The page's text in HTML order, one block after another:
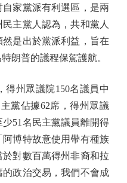
家黨派有利選區，是兩
主黨人認為，共和黨人
是出於黨派利益，旨在
朗普的議程保駕護航。
州眾議院150名議員中
黨佔據62席，得州眾議
51名民主黨議員離開得
博特故意使用帶有種族
對數百萬得州非裔和拉
政治交易，我們不會成